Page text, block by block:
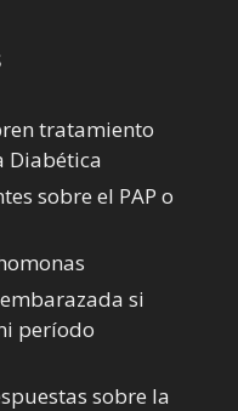
tratamiento
Diabética
sobre el PAP o
si
perí­odo
sobre la